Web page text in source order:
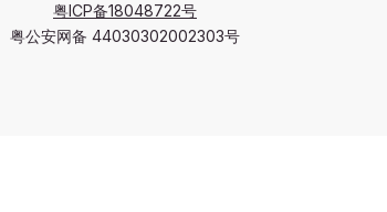
粤ICP备18048722号
粤公安网备 44030302002303号